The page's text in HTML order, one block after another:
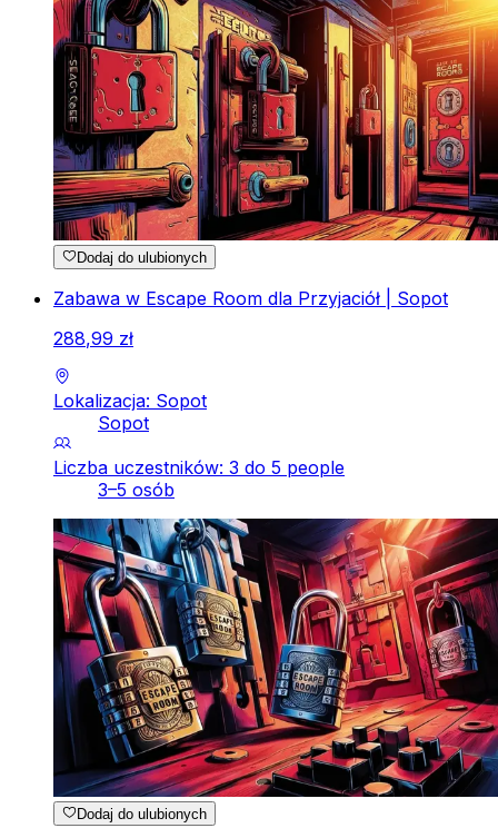
Dodaj do ulubionych
Zabawa w Escape Room dla Przyjaciół | Sopot
288,99 zł
Lokalizacja: Sopot
Sopot
Liczba uczestników: 3 do 5 people
3–5 osób
Dodaj do ulubionych